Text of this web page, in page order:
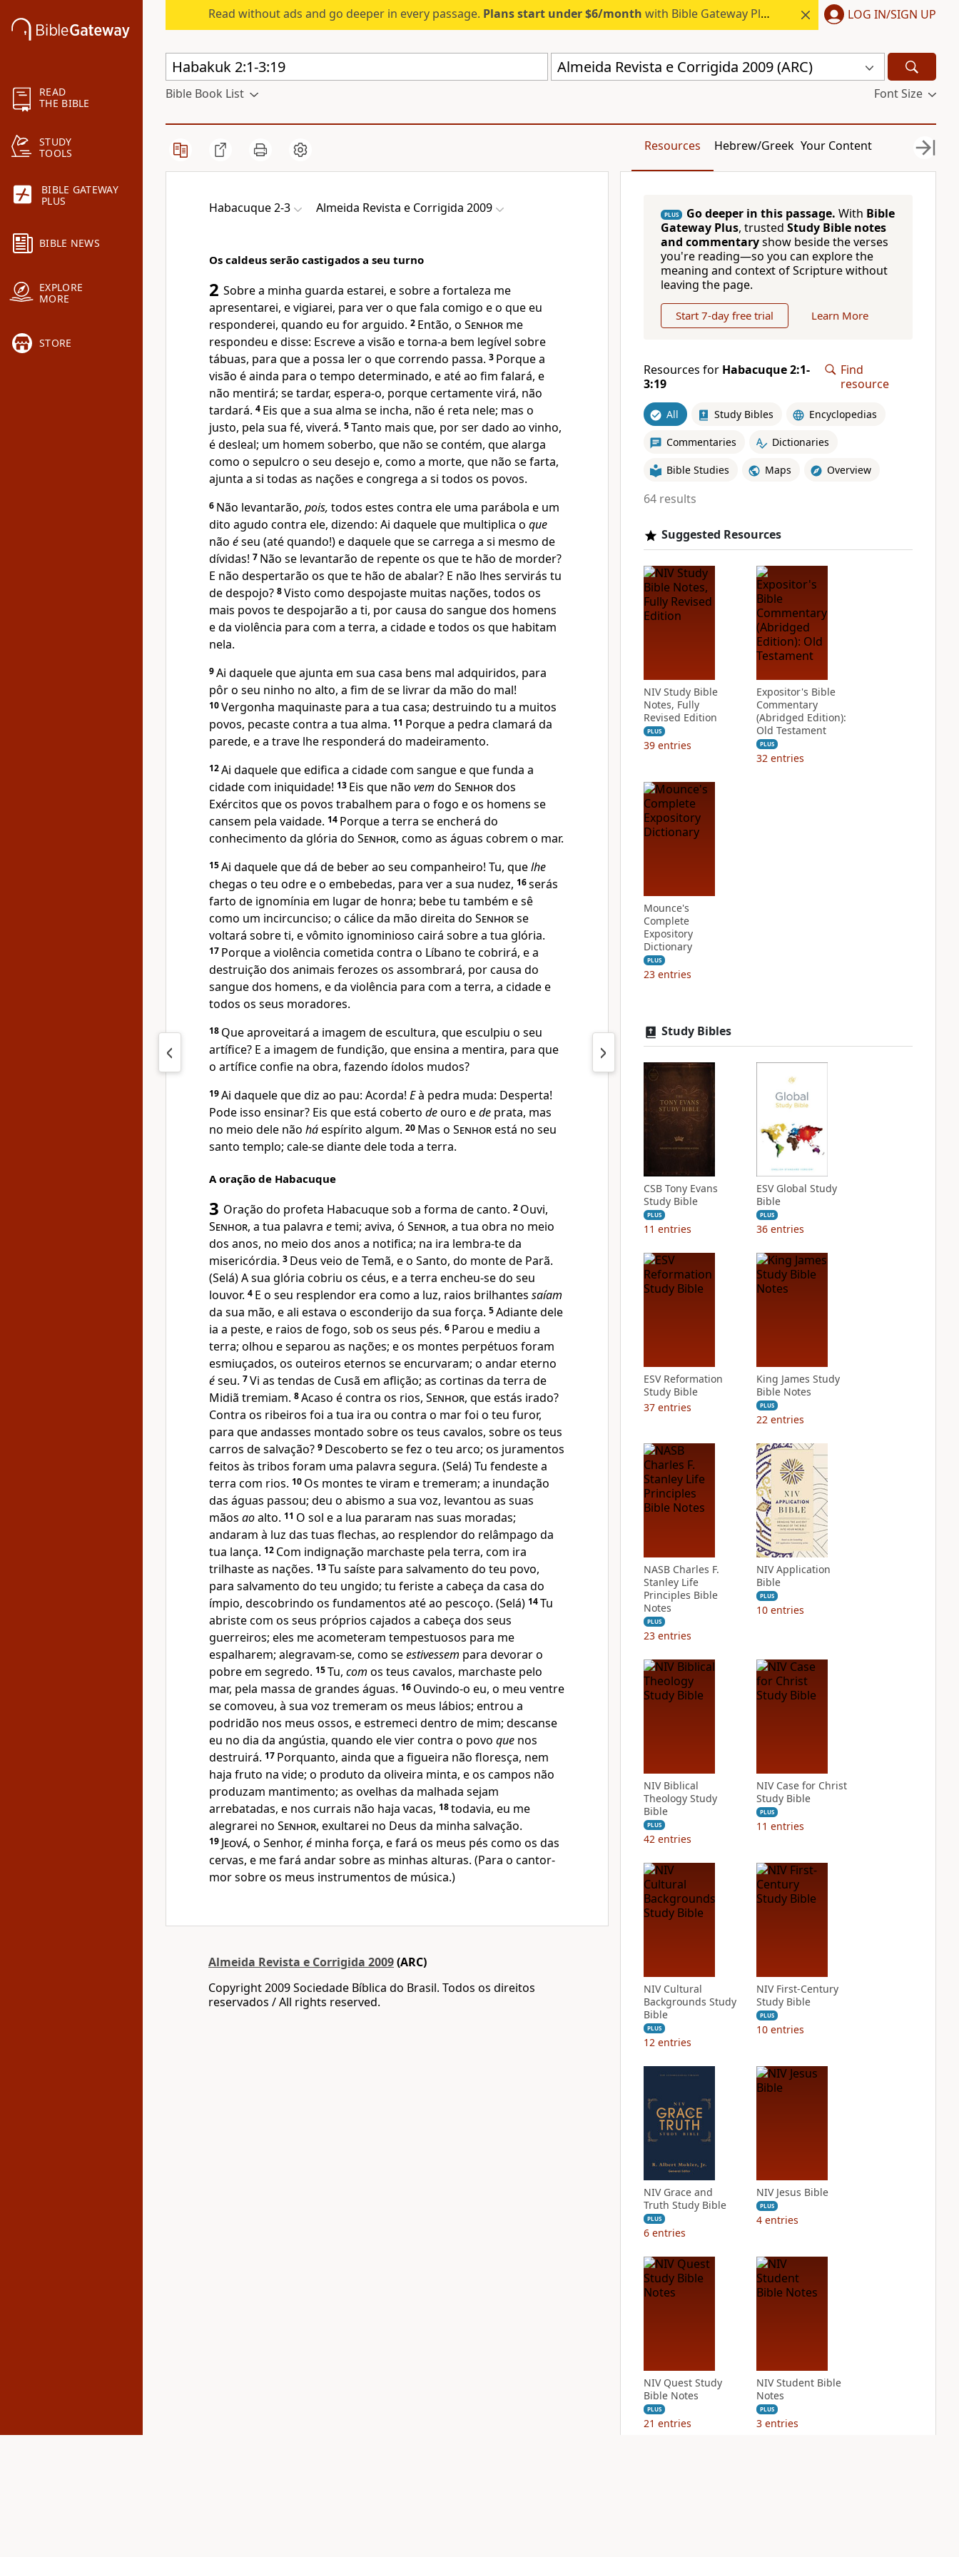
READ
THE BIBLE
STUDY
TOOLS
BIBLE GATEWAY
PLUS
BIBLE NEWS
EXPLORE
MORE
STORE
Read without ads and go deeper in every passage. Plans start under $6/month with Bible Gateway Plus. LOG IN/SIGN UP
Almeida Revista e Corrigida 2009 (ARC)
Bible Book List Font Size
Resources Hebrew/Greek Your Content
Habacuque 2-3 Almeida Revista e Corrigida 2009
Os caldeus serão castigados a seu turno
2 Sobre a minha guarda estarei, e sobre a fortaleza me
apresentarei, e vigiarei, para ver o que fala comigo e o que eu
responderei, quando eu for arguido. 2 Então, o Senhor me
respondeu e disse: Escreve a visão e torna-a bem legível sobre
tábuas, para que a possa ler o que correndo passa. 3 Porque a
visão é ainda para o tempo determinado, e até ao fim falará, e
não mentirá; se tardar, espera-o, porque certamente virá, não
tardará. 4 Eis que a sua alma se incha, não é reta nele; mas o
justo, pela sua fé, viverá. 5Tanto mais que, por ser dado ao vinho,
é desleal; um homem soberbo, que não se contém, que alarga
como o sepulcro o seu desejo e, como a morte, que não se farta,
ajunta a si todas as nações e congrega a si todos os povos.
6 Não levantarão, pois, todos estes contra ele uma parábola e um
dito agudo contra ele, dizendo: Ai daquele que multiplica o que
não éseu (até quando!) e daquele que se carrega a si mesmo de
dívidas! 7 Não se levantarão de repente os que te hão de morder?
E não despertarão os que te hão de abalar? E não lhes servirás tu
de despojo? 8Visto como despojaste muitas nações, todos os
mais povos te despojarão a ti, por causa do sangue dos homens
e da violência para com a terra, a cidade e todos os que habitam
nela.
9Ai daquele que ajunta em sua casa bens mal adquiridos, para
pôr o seu ninho no alto, a fim de se livrar da mão do mal!
10Vergonha maquinaste para a tua casa; destruindo tu a muitos
povos, pecaste contra a tua alma. 11 Porque a pedra clamará da
parede, e a trave lhe responderá do madeiramento.
12Ai daquele que edifica a cidade com sangue e que funda a
cidade com iniquidade! 13 Eis que não vem do Senhordos
Exércitos que os povos trabalhem para o fogo e os homens se
cansem pela vaidade. 14 Porque a terra se encherá do
conhecimento da glória do Senhor, como as águas cobrem o mar.
15Ai daquele que dá de beber ao seu companheiro! Tu, quelhe
chegas o teu odre e o embebedas, para ver a sua nudez, 16serás
farto de ignomínia em lugar de honra; bebe tu também e sê
como um incircunciso; o cálice da mão direita do Senhorse
voltará sobre ti, e vômito ignominioso cairá sobre a tua glória.
17 Porque a violência cometida contra o Líbano te cobrirá, e a
destruição dos animais ferozes os assombrará, por causa do
sangue dos homens, e da violência para com a terra, a cidade e
todos os seus moradores.
18 Que aproveitará a imagem de escultura, que esculpiu o seu
artífice? E a imagem de fundição, que ensina a mentira, para que
o artífice confie na obra, fazendo ídolos mudos?
19Ai daquele que diz ao pau: Acorda! Eà pedra muda: Desperta!
Pode isso ensinar? Eis que está coberto deouro ede prata, mas
no meio dele não háespírito algum. 20 Mas o Senhorestá no seu
santo templo; cale-se diante dele toda a terra.
A oração de Habacuque
3 Oração do profeta Habacuque sob a forma de canto. 2 Ouvi,
Senhor, a tua palavra etemi; aviva, ó Senhor, a tua obra no meio
dos anos, no meio dos anos a notifica; na ira lembra-te da
misericórdia. 3 Deus veio de Temã, e o Santo, do monte de Parã.
(Selá) A sua glória cobriu os céus, e a terra encheu-se do seu
louvor. 4 E o seu resplendor era como a luz, raios brilhantes saíam
da sua mão, e ali estava o esconderijo da sua força. 5Adiante dele
ia a peste, e raios de fogo, sob os seus pés. 6 Parou e mediu a
terra; olhou e separou as nações; e os montes perpétuos foram
esmiuçados, os outeiros eternos se encurvaram; o andar eterno
éseu. 7Vi as tendas de Cusã em aflição; as cortinas da terra de
Midiã tremiam. 8Acaso é contra os rios, Senhor, que estás irado?
Contra os ribeiros foi a tua ira ou contra o mar foi o teu furor,
para que andasses montado sobre os teus cavalos, sobre os teus
carros de salvação? 9 Descoberto se fez o teu arco; os juramentos
feitos às tribos foram uma palavra segura. (Selá) Tu fendeste a
terra com rios. 10 Os montes te viram e tremeram; a inundação
das águas passou; deu o abismo a sua voz, levantou as suas
mãos aoalto. 11 O sol e a lua pararam nas suas moradas;
andaram à luz das tuas flechas, ao resplendor do relâmpago da
tua lança. 12 Com indignação marchaste pela terra, com ira
trilhaste as nações. 13Tu saíste para salvamento do teu povo,
para salvamento do teu ungido; tu feriste a cabeça da casa do
ímpio, descobrindo os fundamentos até ao pescoço. (Selá) 14Tu
abriste com os seus próprios cajados a cabeça dos seus
guerreiros; eles me acometeram tempestuosos para me
espalharem; alegravam-se, como seestivessem para devorar o
pobre em segredo. 15Tu, com os teus cavalos, marchaste pelo
mar, pela massa de grandes águas. 16 Ouvindo-o eu, o meu ventre
se comoveu, à sua voz tremeram os meus lábios; entrou a
podridão nos meus ossos, e estremeci dentro de mim; descanse
eu no dia da angústia, quando ele vier contra o povo que nos
destruirá. 17 Porquanto, ainda que a figueira não floresça, nem
haja fruto na vide; o produto da oliveira minta, e os campos não
produzam mantimento; as ovelhas da malhada sejam
arrebatadas, e nos currais não haja vacas, 18todavia, eu me
alegrarei no Senhor, exultarei no Deus da minha salvação.
19 Jeová, o Senhor, é minha força, e fará os meus pés como os das
cervas, e me fará andar sobre as minhas alturas. (Para o cantor-
mor sobre os meus instrumentos de música.)
Almeida Revista e Corrigida 2009(ARC)
Copyright 2009 Sociedade Bíblica do Brasil. Todos os direitos
reservados / All rights reserved.
PLUS Go deeper in this passage. With Bible
Gateway Plus, trusted Study Bible notes
and commentaryshow beside the verses
you're reading—so you can explore the
meaning and context of Scripture without
leaving the page.
Start 7-day free trial Learn More
Resources for Habacuque 2:1-
3:19
Find
resource
All Study Bibles Encyclopedias
Commentaries Dictionaries
Bible Studies Maps Overview
64 results
Suggested Resources
NIV Study Bible
Notes, Fully
Revised Edition
PLUS
39 entries
Expositor's Bible
Commentary
(Abridged Edition):
Old Testament
PLUS
32 entries
Mounce's
Complete
Expository
Dictionary
PLUS
23 entries
Study Bibles
CSB Tony Evans
Study Bible
PLUS
11 entries
ESV Global Study
Bible
PLUS
36 entries
ESV Reformation
Study Bible
37 entries
King James Study
Bible Notes
PLUS
22 entries
NASB Charles F.
Stanley Life
Principles Bible
Notes
PLUS
23 entries
NIV Application
Bible
PLUS
10 entries
NIV Biblical
Theology Study
Bible
PLUS
42 entries
NIV Case for Christ
Study Bible
PLUS
11 entries
NIV Cultural
Backgrounds Study
Bible
PLUS
12 entries
NIV First-Century
Study Bible
PLUS
10 entries
NIV Grace and
Truth Study Bible
PLUS
6 entries
NIV Jesus Bible
PLUS
4 entries
NIV Quest Study
Bible Notes
PLUS
21 entries
NIV Student Bible
Notes
PLUS
3 entries